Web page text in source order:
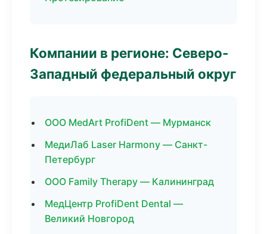
Компании в регионе: Северо-
Западный федеральный округ
ООО MedArt ProfiDent — Мурманск
МедиЛаб Laser Harmony — Санкт-
Петербург
ООО Family Therapy — Калининград
МедЦентр ProfiDent Dental —
Великий Новгород